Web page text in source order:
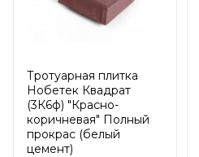
Тротуарная плитка
Нобетек Квадрат
(3К6ф) "Красно-
коричневая" Полный
прокрас (белый
цемент)